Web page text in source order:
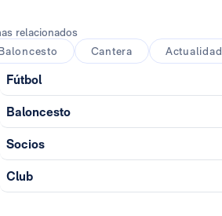
relacionados
Cantera Actualidad
Fútbol
Baloncesto
Socios
Club